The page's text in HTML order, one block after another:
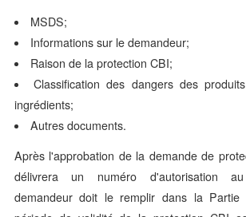
MSDS;
Informations sur le demandeur;
Raison de la protection CBI;
Classification des dangers des
ingrédients;
Autres documents.
Après l'approbation de la demande de
délivrera un numéro d'autorisation
demandeur doit le remplir dans la